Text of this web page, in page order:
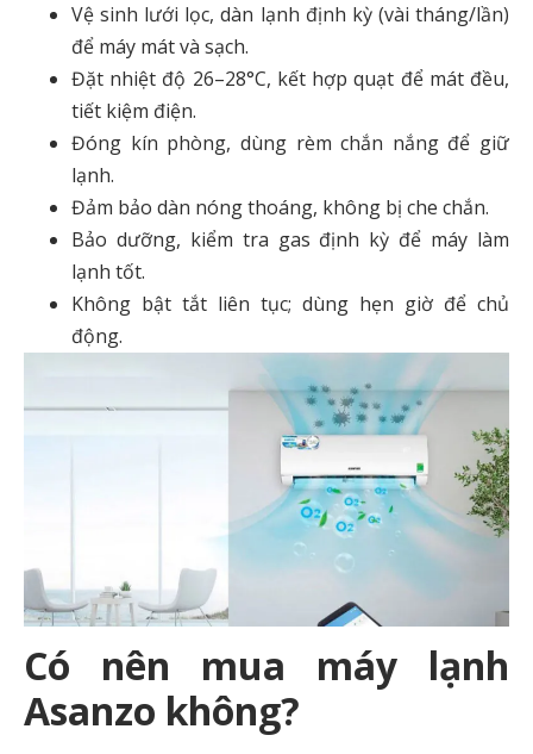
Vệ sinh lưới lọc, dàn lạnh định kỳ (vài tháng/lần)
để máy mát và sạch.
Đặt nhiệt độ 26–28°C, kết hợp quạt để mát đều,
tiết kiệm điện.
Đóng kín phòng, dùng rèm chắn nắng để giữ
lạnh.
Đảm bảo dàn nóng thoáng, không bị che chắn.
Bảo dưỡng, kiểm tra gas định kỳ để máy làm
lạnh tốt.
Không bật tắt liên tục; dùng hẹn giờ để chủ
động.
Có nên mua máy lạnh
Asanzo không?